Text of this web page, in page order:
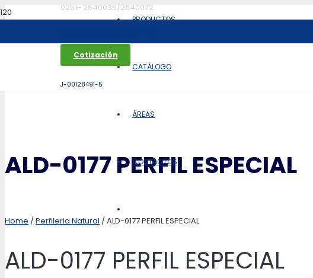
0251- 2640039/2640072
Cotización
J-00128491-5
PRODUCTOS
CATÁLOGO
ÁREAS
CONTACTOS
ALD-0177 PERFIL ESPECIAL
Home /Perfileria Natural / ALD-0177 PERFIL ESPECIAL
ALD-0177 PERFIL ESPECIAL